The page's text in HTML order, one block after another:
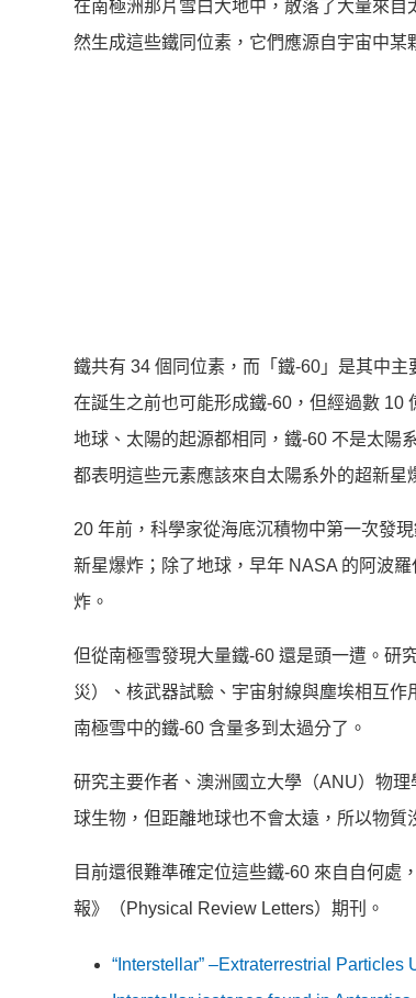
在南極洲那片雪白大地中，散落了大量來
然生成這些鐵同位素，它們應源自宇宙中某
鐵共有 34 個同位素，而「鐵-60」是其中
在誕生之前也可能形成鐵-60，但經過數 10
地球、太陽的起源都相同，鐵-60 不是太陽
都表明這些元素應該來自太陽系外的超新星
20 年前，科學家從海底沉積物中第一次發
新星爆炸；除了地球，早年 NASA 的阿波
炸。
但從南極雪發現大量鐵-60 還是頭一遭。研
災）、核武器試驗、宇宙射線與塵埃相互
南極雪中的鐵-60 含量多到太過分了。
研究主要作者、澳洲國立大學（ANU）物
球生物，但距離地球也不會太遠，所以物質
目前還很難準確定位這些鐵-60 來自自何處
報》（Physical Review Letters）期刊。
“Interstellar” –Extraterrestrial Particles